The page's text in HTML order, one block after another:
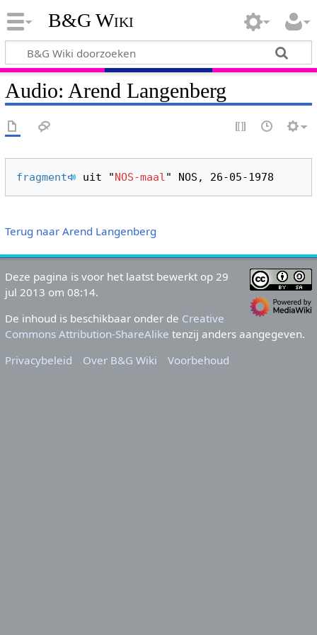
B&G Wiki
Audio: Arend Langenberg
fragment uit "NOS-maal
Terug naar Arend Langenberg
Deze pagina is voor het laatst bewerkt op 29
jul 2013 om 08:14.
De inhoud is beschikbaar onder de Creative
Commons Attribution-ShareAlike tenzij anders aangegeven.
Privacybeleid
Over B&G Wiki Voorbehoud